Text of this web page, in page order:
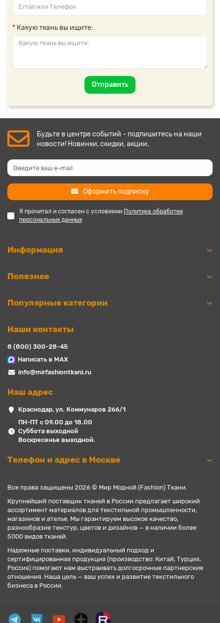
Какую ткань вы ищите:
Отправить
Будьте в центре событий - подпишитесь на наши
новости! Новинки, скидки, акции.
Оформить подписку
Я прочитал и согласен с условиями Политика обработки
персональных данных
Информация
Полезное
Популярные категории
Наши контакты
8 (800) 300-28-45
Написать в MAX
info@mirfashiontkani.ru
Наш адрес
Краснодар, ул. Коммунаров 266/1
ПН-ПТ с 09.00 до 18.00
Суббота выходной
Воскресенье выходной.
Телефон и адрес в Москве
Все права защищены 2026 © Мир Модной (Fashion) Ткани.
Крупнейший поставщик тканей в России предлагает широкий
ассортимент материалов для текстильной промышленности,
магазинов и ателье. Мы гарантируем высокое качество,
разнообразие текстур, цветов и дизайнов — в наличии более
5000 видов тканей.
Надежные поставки, индивидуальный подход и
сертифицированная продукция (производство: Китай, Турция,
Россия) помогают нам выстраивать долгосрочные партнерские
отношения. Наша цель — ваш успех и развитие текстильного
бизнеса в России.